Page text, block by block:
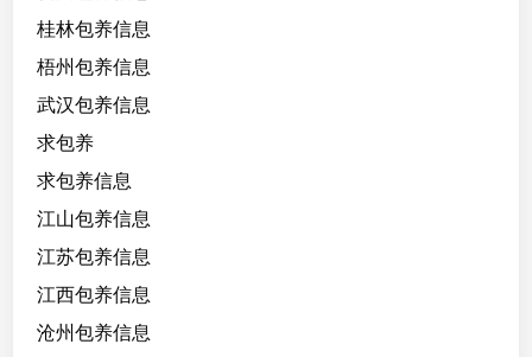
桂林包养信息
梧州包养信息
武汉包养信息
求包养
求包养信息
江山包养信息
江苏包养信息
江西包养信息
沧州包养信息